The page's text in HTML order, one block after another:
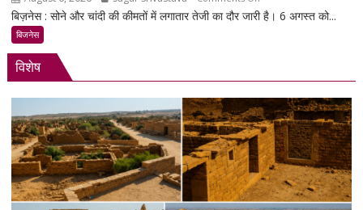
सोना-
दिन
में
सोना
₹5,501
महंगा,
10
बिज़नेस : सोने और चांदी की कीमतों में लगातार तेजी का दौर जारी है। 6 अगस्त को...
बिजनेस
विशेष